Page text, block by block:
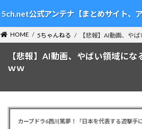
ン
テ
ン
ツ
ビ
ゲ
ー
シ
5ch.net公式アンテナ【まとめサイト、
HOME 5ちゃんねる 【悲報】AI動画、や
【悲報】AI動画、やばい領域に
ｗｗ